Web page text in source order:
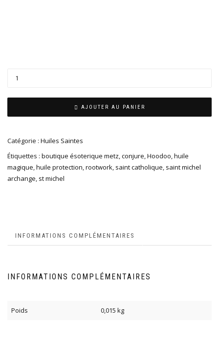
AJOUTER AU PANIER
Catégorie : Huiles Saintes
Étiquettes : boutique ésoterique metz,conjure,Hoodoo,huile
magique,huile protection,rootwork, saint catholique, saint michel
archange, st michel
INFORMATIONS COMPLÉMENTAIRES
INFORMATIONS COMPLÉMENTAIRES
Poids 0,015 kg